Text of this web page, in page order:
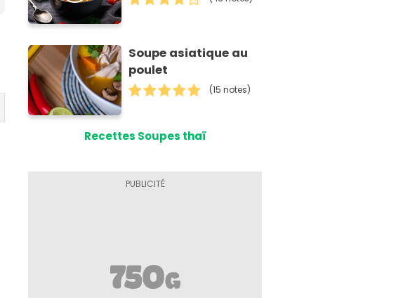
Soupe asiatique au
poulet
(15 notes)
Recettes Soupes thaï